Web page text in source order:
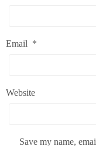
Email *
Website
Save my name,